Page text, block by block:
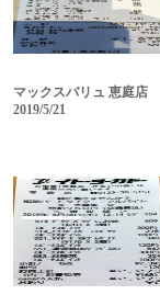
マックスバリュ 恵庭店
2019/5/21